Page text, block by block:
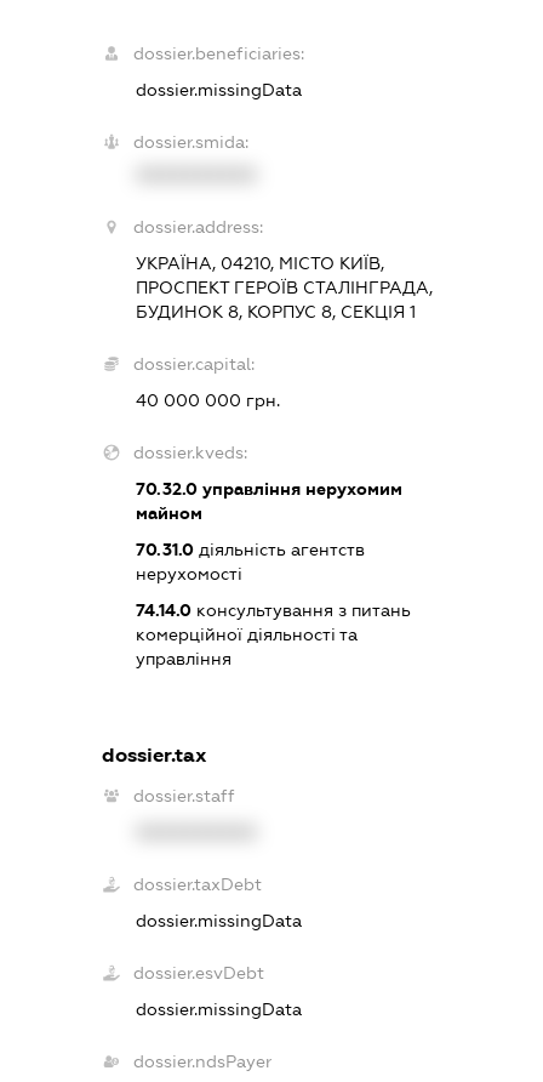
dossier.beneficiaries:
dossier.missingData
dossier.smida:
dossier.address:
УКРАЇНА, 04210, МІСТО КИЇВ,
ПРОСПЕКТ ГЕРОЇВ СТАЛІНГРАДА,
БУДИНОК 8, КОРПУС 8, СЕКЦІЯ 1
dossier.capital:
40 000 000 грн.
dossier.kveds:
70.32.0 управління нерухомим
майном
70.31.0 діяльність агентств
нерухомості
74.14.0 консультування з питань
комерційної діяльності та
управління
dossier.tax
dossier.staff
dossier.taxDebt
dossier.missingData
dossier.esvDebt
dossier.missingData
dossier.ndsPayer